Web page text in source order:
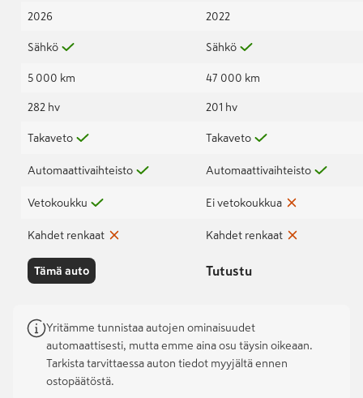
2026
Sähkö
5 000 km
282 hv
Takaveto
Automaattivaihteisto
Vetokoukku
Kahdet renkaat
Tämä auto
2022
Sähkö
47 000 km
201 hv
Takaveto
Automaattivaihteisto
Ei vetokoukkua
Kahdet renkaat
Tutustu
Yritämme tunnistaa autojen ominaisuudet
automaattisesti, mutta emme aina osu täysin oikeaan.
Tarkista tarvittaessa auton tiedot myyjältä ennen
ostopäätöstä.